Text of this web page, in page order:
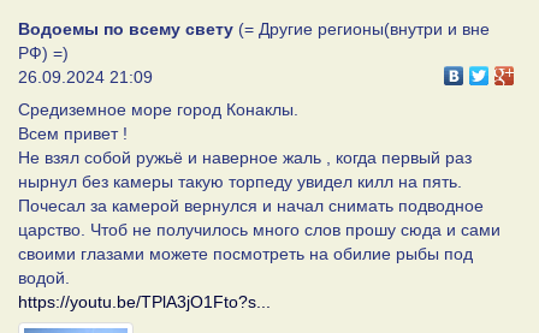
Водоемы по всему свету (= Другие регионы(внутри и вне
РФ) =)
26.09.2024 21:09
Средиземное море город Конаклы.
Всем привет !
Не взял собой ружьё и наверное жаль , когда первый раз
нырнул без камеры такую торпеду увидел килл на пять.
Почесал за камерой вернулся и начал снимать подводное
царство. Чтоб не получилось много слов прошу сюда и сами
своими глазами можете посмотреть на обилие рыбы под
водой.
https://youtu.be/TPlA3jO1Fto?s...